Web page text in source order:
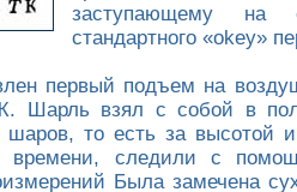
заступающему на
стандартного «okey»
первый подъем на
Шарль взял с собой в
шаров, то есть за высотой
времени, следили с
Была замечена